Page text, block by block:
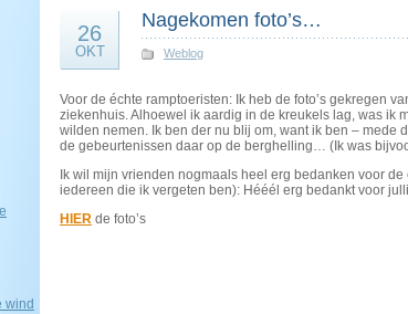
wind
26
OKT
Nagekomen foto’s…
Weblog
Voor de échte ramptoeristen: Ik heb de foto’s gekregen
ziekenhuis. Alhoewel ik aardig in de kreukels lag, was ik
wilden nemen. Ik ben der nu blij om, want ik ben – mede
de gebeurtenissen daar op de berghelling… (Ik was
Ik wil mijn vrienden nogmaals heel erg bedanken voor
iedereen die ik vergeten ben): Hééél erg bedankt voor
HIER de foto’s